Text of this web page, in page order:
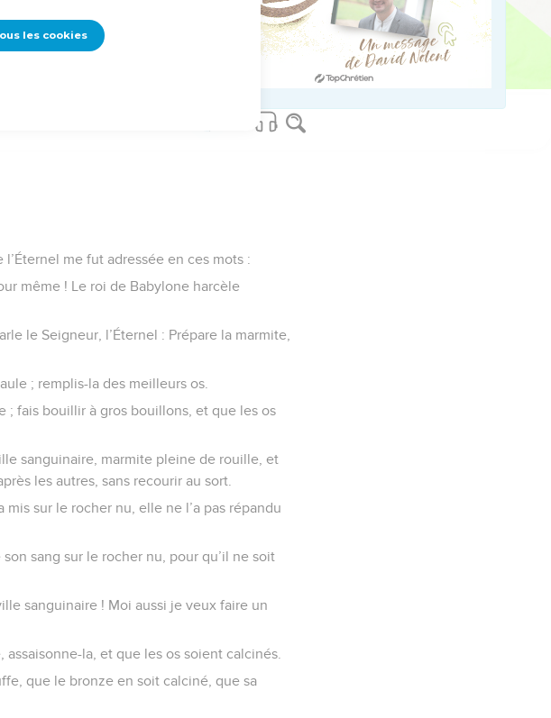
Bible imprimée, rendez-vous sur www.editionsbiblio.fr
me fut adressée en ces mots :
même ! Le roi de Babylone harcèle
le Seigneur, l’Éternel : Prépare la marmite,
; remplis-la des meilleurs os.
; fais bouillir à gros bouillons, et que les os
sanguinaire, marmite pleine de rouille, et
les autres, sans recourir au sort.
mis sur le rocher nu, elle ne l’a pas répandu
sang sur le rocher nu, pour qu’il ne soit
sanguinaire ! Moi aussi je veux faire un
la, et que les os soient calcinés.
que le bronze en soit calciné, que sa
les cookies